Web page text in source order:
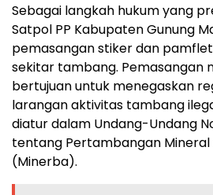
Sebagai langkah hukum yang
Satpol PP Kabupaten Gunung
pemasangan stiker dan
sekitar tambang. Pemasangan
bertujuan untuk menegaskan
larangan aktivitas tambang
diatur dalam Undang-Undang
tentang Pertambangan
(Minerba).